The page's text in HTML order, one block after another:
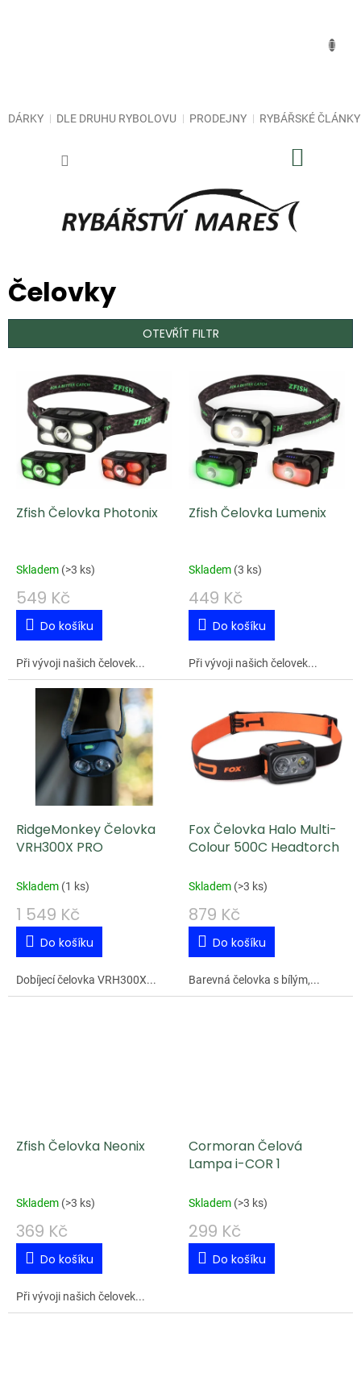
DÁRKY DLE DRUHU RYBOLOVU PRODEJNY RYBÁŘSKÉ ČLÁNKY
Čelovky
OTEVŘÍT FILTR
d
u
k
ů
Zfish Čelovka Photonix
Skladem (>3 ks)
549 Kč
Do košíku
Při vývoji našich čelovek...
Zfish Čelovka Lumenix
Skladem (3 ks)
449 Kč
Do košíku
Při vývoji našich čelovek...
RidgeMonkey Čelovka
VRH300X PRO
Skladem (1 ks)
1 549 Kč
Do košíku
Dobíjecí čelovka VRH300X...
Fox Čelovka Halo Multi-
Colour 500C Headtorch
Skladem (>3 ks)
879 Kč
Do košíku
Barevná čelovka s bílým,...
Zfish Čelovka Neonix
Skladem (>3 ks)
369 Kč
Do košíku
Při vývoji našich čelovek...
Cormoran Čelová
Lampa i-COR 1
Skladem (>3 ks)
299 Kč
Do košíku